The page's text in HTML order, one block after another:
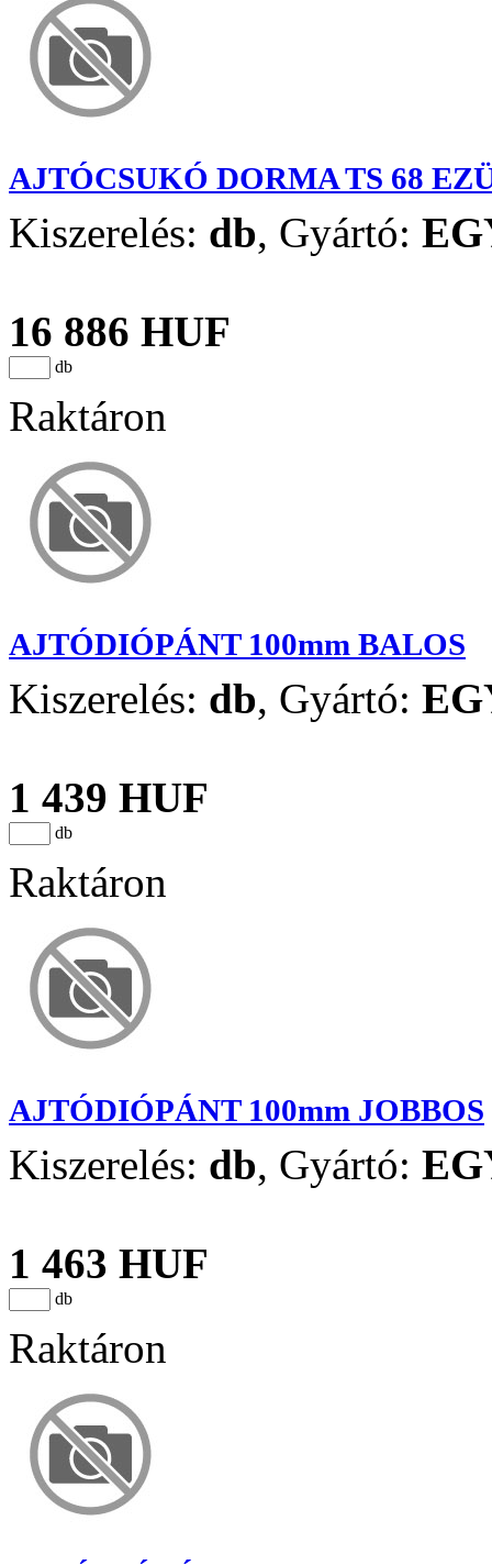
AJTÓCSUKÓ DORMA TS 68
Kiszerelés: db, Gyártó:
16 886 HUF
db
Raktáron
AJTÓDIÓPÁNT 100mm BALOS
Kiszerelés: db, Gyártó:
1 439 HUF
db
Raktáron
AJTÓDIÓPÁNT 100mm JOBBOS
Kiszerelés: db, Gyártó:
1 463 HUF
db
Raktáron